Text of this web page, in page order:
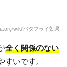
wiki/バタフライ効果
全く関係のない
いです。